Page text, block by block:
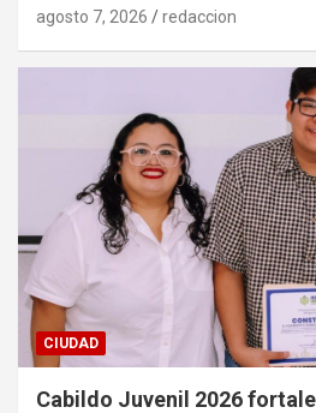
agosto 7, 2026 redaccion
CIUDAD
Cabildo Juvenil 2026